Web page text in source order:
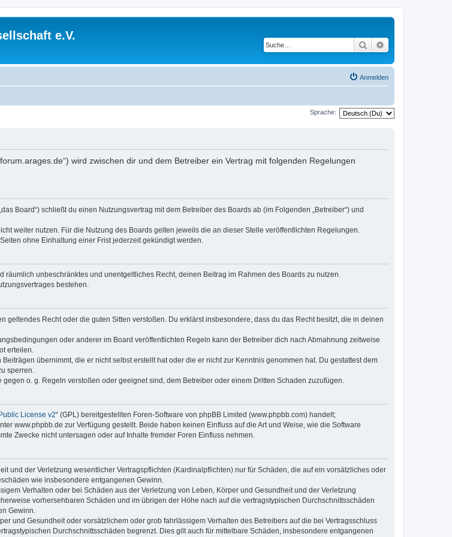
e.V.
Suche
Anmelden
Sprache:
wird zwischen dir und dem Betreiber ein Vertrag mit folgenden Regelungen
Board“) schließt du einen Nutzungsvertrag mit dem Betreiber des Boards ab (im Folgenden „Betreiber“) und
weiter nutzen. Für die Nutzung des Boards gelten jeweils die an dieser Stelle veröffentlichten Regelungen.
ohne Einhaltung einer Frist jederzeit gekündigt werden.
unbeschränktes und unentgeltliches Recht, deinen Beitrag im Rahmen des Boards zu nutzen.
bestehen.
geltendes Recht oder die guten Sitten verstoßen. Du erklärst insbesondere, dass du das Recht besitzt, die in deinen
oder anderer im Board veröffentlichten Regeln kann der Betreiber dich nach Abmahnung zeitweise
erteilen.
übernimmt, die er nicht selbst erstellt hat oder die er nicht zur Kenntnis genommen hat. Du gestattest dem
sperren.
o. g. Regeln verstoßen oder geeignet sind, dem Betreiber oder einem Dritten Schaden zuzufügen.
License v2“ (GPL) bereitgestellten Foren-Software von phpBB Limited (www.phpbb.com) handelt;
www.phpbb.de zur Verfügung gestellt. Beide haben keinen Einfluss auf die Art und Weise, wie die Software
Zwecke nicht untersagen oder auf Inhalte fremder Foren Einfluss nehmen.
und der Verletzung wesentlicher Vertragspflichten (Kardinalpflichten) nur für Schäden, die auf ein vorsätzliches oder
wie insbesondere entgangenen Gewinn.
Verhalten oder bei Schäden aus der Verletzung von Leben, Körper und Gesundheit und der Verletzung
vorhersehbaren Schäden und im übrigen der Höhe nach auf die vertragstypischen Durchschnittsschäden
Gewinn.
und Gesundheit oder vorsätzlichem oder grob fahrlässigem Verhalten des Betreibers auf die bei Vertragsschluss
Durchschnittsschäden begrenzt. Dies gilt auch für mittelbare Schäden, insbesondere entgangenen